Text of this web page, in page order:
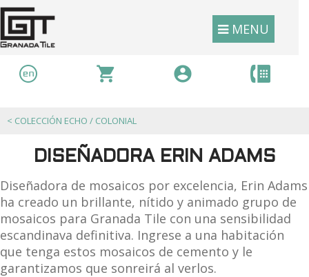
MENU
< COLECCIÓN ECHO / COLONIAL
DISEÑADORA ERIN ADAMS
Diseñadora de mosaicos por excelencia, Erin Adams
ha creado un brillante, nítido y animado grupo de
mosaicos para Granada Tile con una sensibilidad
escandinava definitiva. Ingrese a una habitación
que tenga estos mosaicos de cemento y le
garantizamos que sonreirá al verlos.